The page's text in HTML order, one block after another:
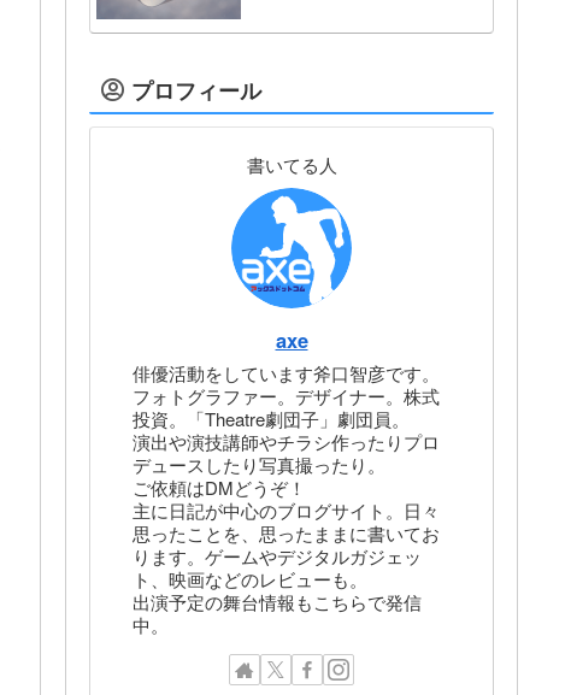
プロフィール
書いてる人
axe
俳優活動をしています斧口智彦です。
フォトグラファー。デザイナー。株式
投資。「Theatre劇団子」劇団員。
演出や演技講師やチラシ作ったりプロ
デュースしたり写真撮ったり。
ご依頼はDMどうぞ！
主に日記が中心のブログサイト。日々
思ったことを、思ったままに書いてお
ります。ゲームやデジタルガジェッ
ト、映画などのレビューも。
出演予定の舞台情報もこちらで発信
中。